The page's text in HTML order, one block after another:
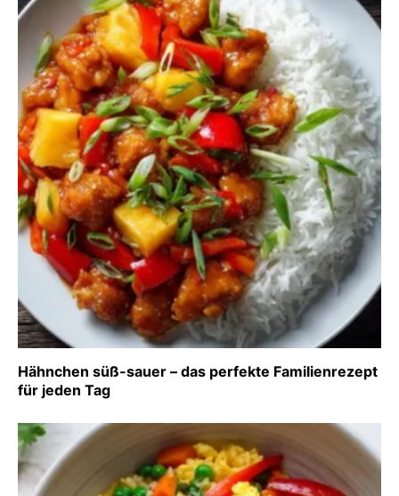
Hähnchen süß-sauer – das perfekte Familienrezept
für jeden Tag